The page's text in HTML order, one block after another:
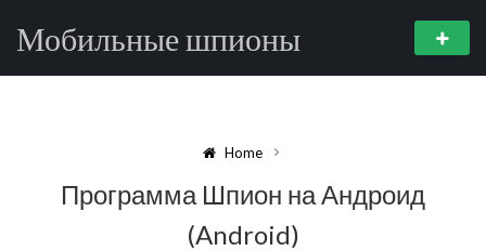
Мобильные шпионы
Home
Программа Шпион на Андроид
(Android)